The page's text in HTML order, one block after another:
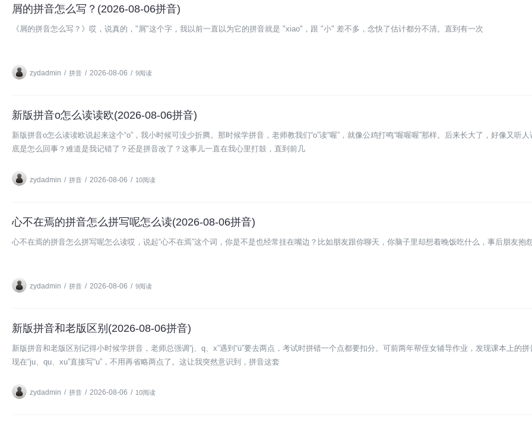
屑的拼音怎么写？(2026-08-06拼音)
《屑的拼音怎么写？》哎，说真的，"屑"这个字，我以前一直以为它的拼音就是 "xiao"，跟 "小" 差不多，念快了估计都分不清。直到有一次
zydadmin / 拼音 / 2026-08-06 / 9阅读
新版拼音o怎么读读欧(2026-08-06拼音)
新版拼音o怎么读读欧说起来这个“o”，我小时候可没少折腾。那时候学拼音，老师教我们“o”读“喔”，就像公鸡打鸣“喔喔喔”那样。后来长大了，好像又听人
底是怎么回事？难道是我记错了？还是拼音改了？这事儿一直在我心里打鼓，直到前几
zydadmin / 拼音 / 2026-08-06 / 10阅读
心不在焉的拼音怎么拼写呢怎么读(2026-08-06拼音)
心不在焉的拼音怎么拼写呢怎么读哎，说起“心不在焉”这个词，你是不是也经常挂在嘴边？比如朋友跟你聊天，你脑子里却想着晚饭吃什么，事后朋友抱
zydadmin / 拼音 / 2026-08-06 / 9阅读
新版拼音和老版区别(2026-08-06拼音)
新版拼音和老版区别记得小时候学拼音，老师总强调“j、q、x”遇到“ü”要去两点，考试时拼错一个点都要扣分。可前两年帮侄女辅导作业，发现课本上的
现在“ju、qu、xu”直接写“u”，不用再省略两点了。这让我突然意识到，拼音这套
zydadmin / 拼音 / 2026-08-06 / 10阅读